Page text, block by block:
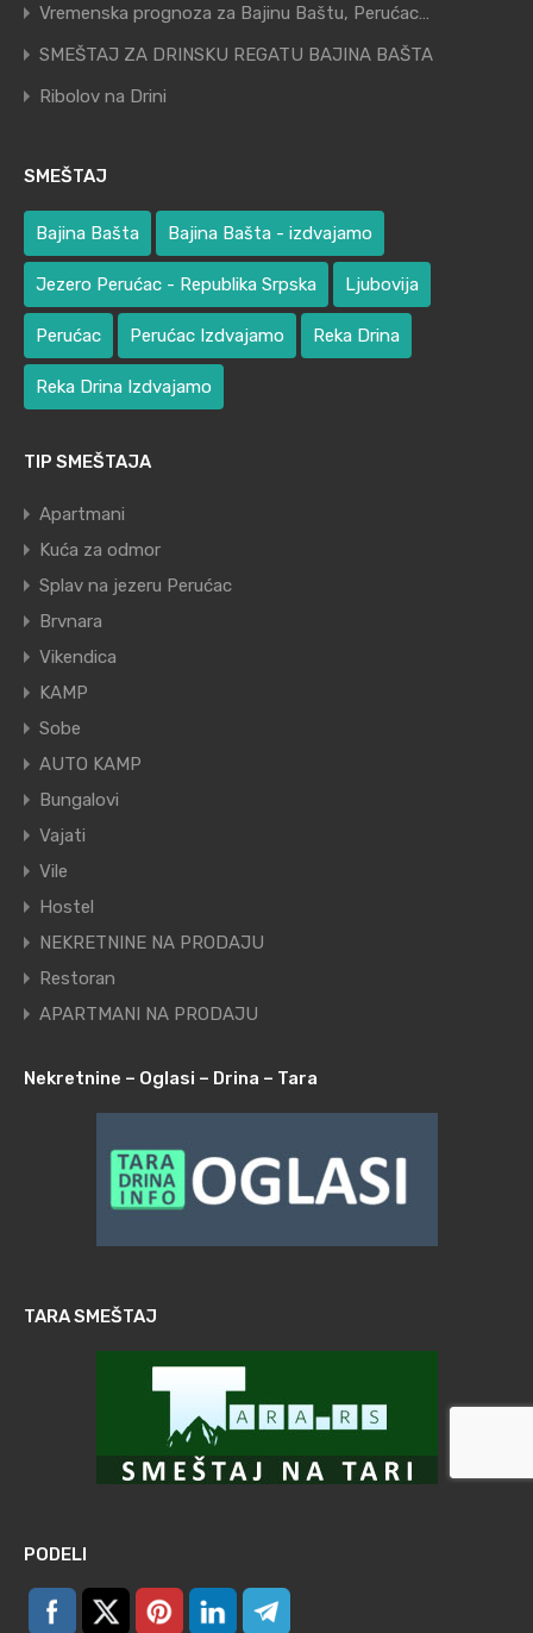
Vremenska prognoza za Bajinu Baštu, Perućac…
SMEŠTAJ ZA DRINSKU REGATU BAJINA BAŠTA
Ribolov na Drini
SMEŠTAJ
Bajina Bašta Bajina Bašta - izdvajamo
Jezero Perućac - Republika Srpska Ljubovija
Perućac Perućac Izdvajamo Reka Drina
Reka Drina Izdvajamo
TIP SMEŠTAJA
Apartmani
Kuća za odmor
Splav na jezeru Perućac
Brvnara
Vikendica
KAMP
Sobe
AUTO KAMP
Bungalovi
Vajati
Vile
Hostel
NEKRETNINE NA PRODAJU
Restoran
APARTMANI NA PRODAJU
Nekretnine – Oglasi – Drina – Tara
TARA SMEŠTAJ
PODELI